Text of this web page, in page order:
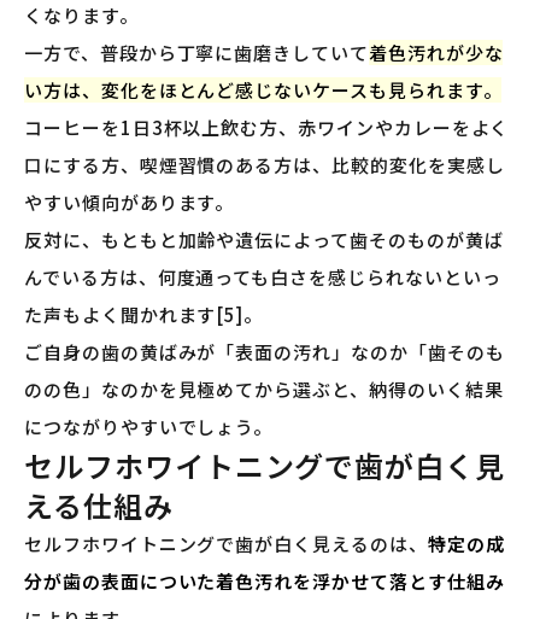
くなります。
一方で、普段から丁寧に歯磨きしていて着色汚れが少な
い方は、変化をほとんど感じないケースも見られます。
コーヒーを1日3杯以上飲む方、赤ワインやカレーをよく
口にする方、喫煙習慣のある方は、比較的変化を実感し
やすい傾向があります。
反対に、もともと加齢や遺伝によって歯そのものが黄ば
んでいる方は、何度通っても白さを感じられないといっ
た声もよく聞かれます[5]。
ご自身の歯の黄ばみが「表面の汚れ」なのか「歯そのも
のの色」なのかを見極めてから選ぶと、納得のいく結果
につながりやすいでしょう。
セルフホワイトニングで歯が白く見
える仕組み
セルフホワイトニングで歯が白く見えるのは、 特定の成
分が歯の表面についた着色汚れを浮かせて落とす仕組み